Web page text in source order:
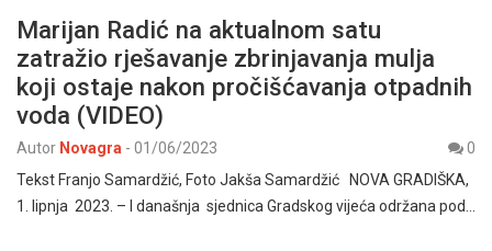
Marijan Radić na aktualnom satu
zatražio rješavanje zbrinjavanja mulja
koji ostaje nakon pročišćavanja otpadnih
voda (VIDEO)
Autor Novagra - 01/06/2023
0
Tekst Franjo Samardžić, Foto Jakša Samardžić NOVA GRADIŠKA,
1. lipnja 2023. – I današnja sjednica Gradskog vijeća održana pod…